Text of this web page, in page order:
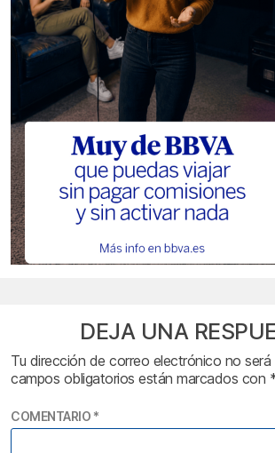
DEJA UNA
Tu dirección de correo electrónico no será
campos obligatorios están marcados con
COMENTARIO *